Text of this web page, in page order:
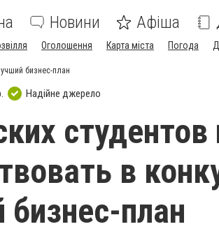
Новини Афіша
Оголошення Карта міста Погода
бизнес-план
Надійне джерело
в
план